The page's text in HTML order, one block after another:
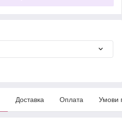
Доставка Оплата Умови